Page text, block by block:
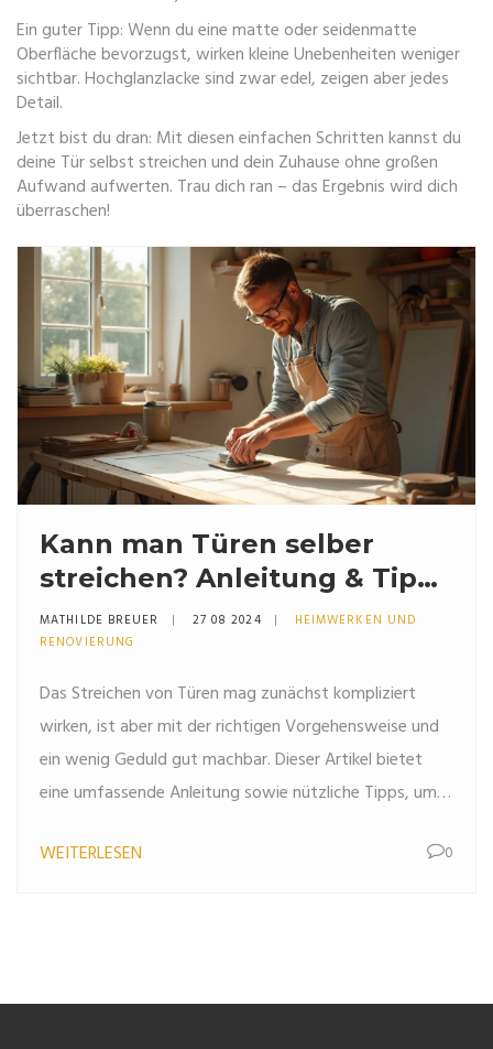
Ein guter Tipp: Wenn du eine matte oder seidenmatte
Oberfläche bevorzugst, wirken kleine Unebenheiten weniger
sichtbar. Hochglanzlacke sind zwar edel, zeigen aber jedes
Detail.
Jetzt bist du dran: Mit diesen einfachen Schritten kannst du
deine Tür selbst streichen und dein Zuhause ohne großen
Aufwand aufwerten. Trau dich ran – das Ergebnis wird dich
überraschen!
Kann man Türen selber
streichen? Anleitung & Tipps
für ein perfektes Ergebnis
MATHILDE BREUER 27 08 2024
HEIMWERKEN UND
RENOVIERUNG
Das Streichen von Türen mag zunächst kompliziert
wirken, ist aber mit der richtigen Vorgehensweise und
ein wenig Geduld gut machbar. Dieser Artikel bietet
eine umfassende Anleitung sowie nützliche Tipps, um
dabei perfekte Ergebnisse zu erzielen. Von der
WEITERLESEN 0